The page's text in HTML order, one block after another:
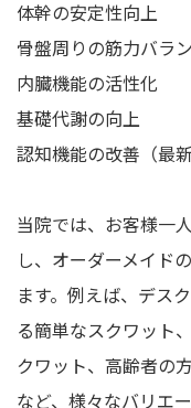
体幹の安定性向上
骨盤周りの筋力バラ
内臓機能の活性化
基礎代謝の向上
認知機能の改善（最
当院では、お客様一
し、オーダーメイド
ます。例えば、デス
る簡単なスクワット
クワット、高齢者の
など、様々なバリエ